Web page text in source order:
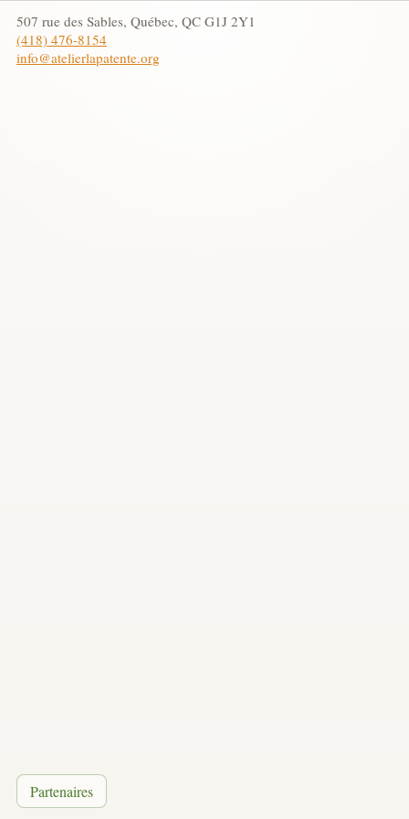
507 rue des Sables, Québec, QC G1J 2Y1
(418) 476-8154
info@atelierlapatente.org
Partenaires